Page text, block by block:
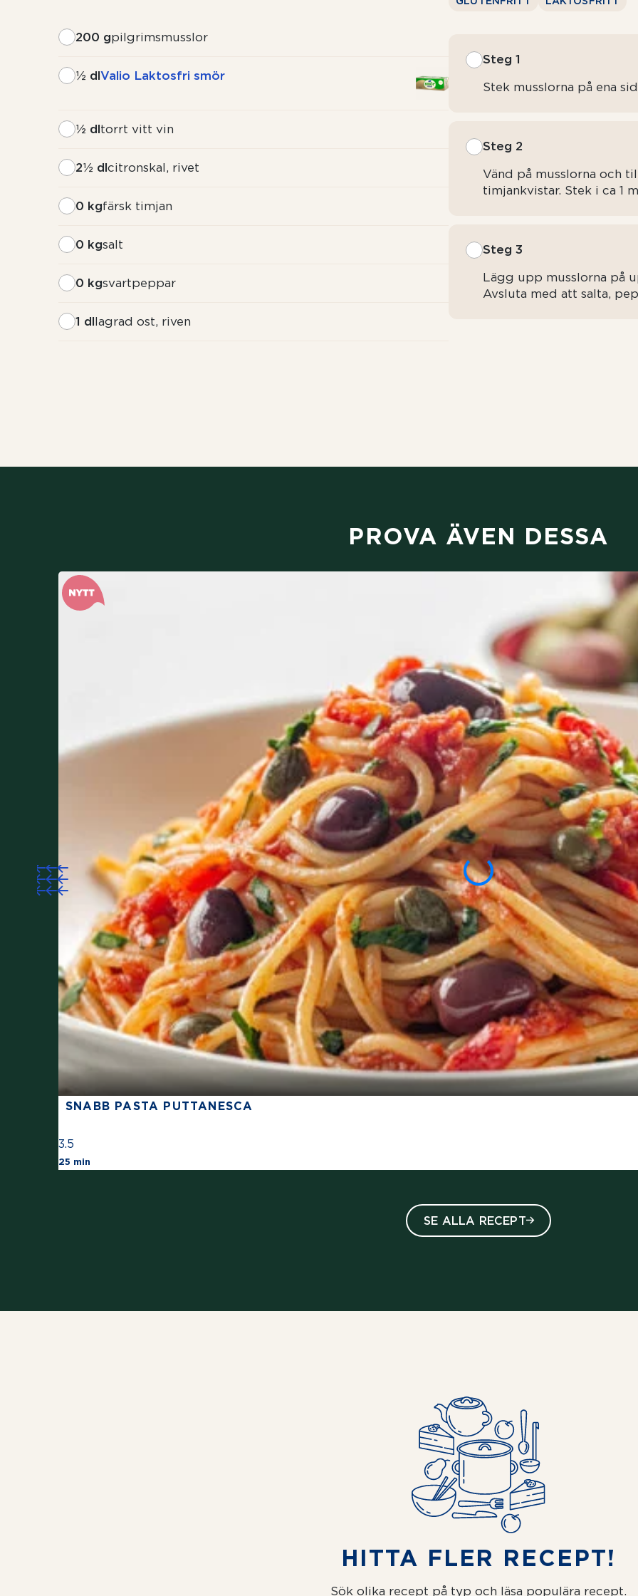
200 gpilgrimsmusslor
½ dlValio Laktosfri smör
½ dltorrt vitt vin
2½ dlcitronskal, rivet
0 kgfärsk timjan
0 kgsalt
0 kgsvartpeppar
1 dllagrad ost, riven
Steg 1
Stek musslorna på ena
Steg 2
Vänd på musslorna och
timjankvistar. Stek i ca 1
Steg 3
Lägg upp musslorna på
Avsluta med att salta,
PROVA ÄVEN DESSA
SNABB PASTA PUTTANESCA
3.5
25 min
SE ALLA RECEPT
HITTA FLER RECEPT!
Sök olika recept på typ och läsa populära recept.